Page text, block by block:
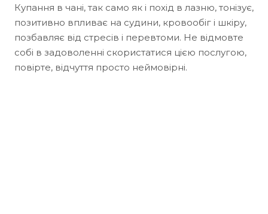
Купання в чані, так само як і похід в лазню, тонізує,
позитивно впливає на судини, кровообіг і шкіру,
позбавляє від стресів і перевтоми. Не відмовте
собі в задоволенні скористатися цією послугою,
повірте, відчуття просто неймовірні.